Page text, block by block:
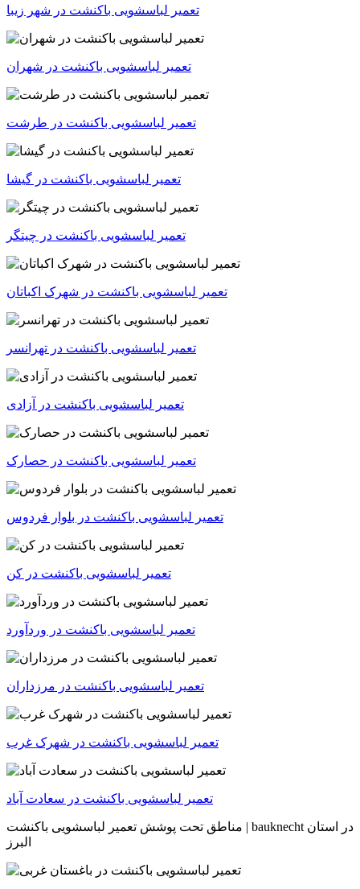
تعمیر لباسشویی باکنشت در شهر زیبا
تعمیر لباسشویی باکنشت در شهران
تعمیر لباسشویی باکنشت در طرشت
تعمیر لباسشویی باکنشت در گیشا
تعمیر لباسشویی باکنشت در چیتگر
تعمیر لباسشویی باکنشت در شهرک اکباتان
تعمیر لباسشویی باکنشت در تهرانسر
تعمیر لباسشویی باکنشت در آزادی
تعمیر لباسشویی باکنشت در حصارک
تعمیر لباسشویی باکنشت در بلوار فردوس
تعمیر لباسشویی باکنشت در کن
تعمیر لباسشویی باکنشت در وردآورد
تعمیر لباسشویی باکنشت در مرزداران
تعمیر لباسشویی باکنشت در شهرک غرب
تعمیر لباسشویی باکنشت در سعادت آباد
مناطق تحت پوشش تعمیر لباسشویی باکنشت | bauknecht
البرز